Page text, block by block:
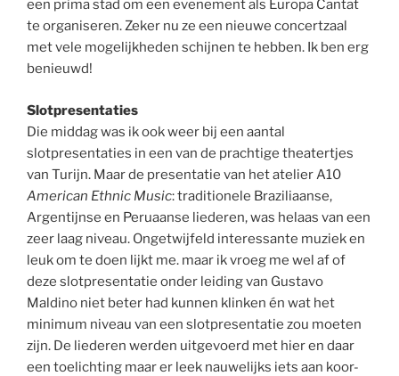
een prima stad om een evenement als Europa Cantat
te organiseren. Zeker nu ze een nieuwe concertzaal
met vele mogelijkheden schijnen te hebben. Ik ben erg
benieuwd!
Slotpresentaties
Die middag was ik ook weer bij een aantal
slotpresentaties in een van de prachtige theatertjes
van Turijn. Maar de presentatie van het atelier A10
American Ethnic Music: traditionele Braziliaanse,
Argentijnse en Peruaanse liederen, was helaas van een
zeer laag niveau. Ongetwijfeld interessante muziek en
leuk om te doen lijkt me. maar ik vroeg me wel af of
deze slotpresentatie onder leiding van Gustavo
Maldino niet beter had kunnen klinken én wat het
minimum niveau van een slotpresentatie zou moeten
zijn. De liederen werden uitgevoerd met hier en daar
een toelichting maar er leek nauwelijks iets aan koor-